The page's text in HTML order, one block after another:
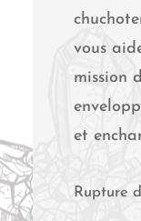
vous
mission
et
Rupture